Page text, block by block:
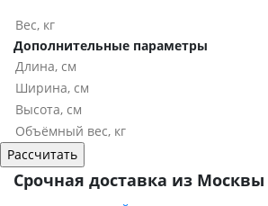
Дополнительные параметры
Срочная доставка из Москвы